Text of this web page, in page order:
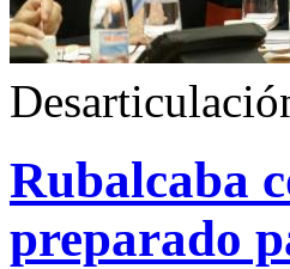
Rubalcaba
preparado